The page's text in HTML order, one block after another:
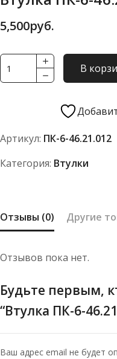
5,500руб.
Количество
товара
В
Артикул: ПК-6-46.21.012
Категория: Втулки
Отзывы (0) Другие
Отзывов пока нет.
Будьте первым,
“Втулка ПК-6-
Ваш адрес email не будет